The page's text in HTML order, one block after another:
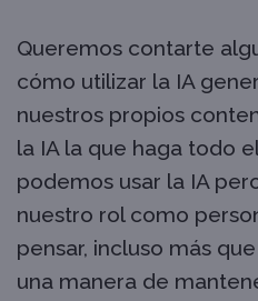
Queremos contarte
cómo utilizar la IA
nuestros propios
la IA la que haga todo
podemos usar la IA
nuestro rol como
pensar, incluso más
una manera de